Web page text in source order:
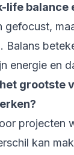
life balance
gefocust,
Balans
energie en
grootste
projecten
kan